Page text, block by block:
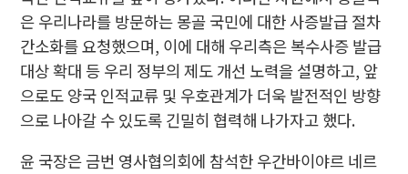
은 우리나라를 방문하는 몽골 국민에 대한 사증발급 절차
간소화를 요청했으며, 이에 대해 우리측은 복수사증 발급
대상 확대 등 우리 정부의 제도 개선 노력을 설명하고, 앞
으로도 양국 인적교류 및 우호관계가 더욱 발전적인 방향
으로 나아갈 수 있도록 긴밀히 협력해 나가자고 했다.
윤 국장은 금번 영사협의회에 참석한 우간바이야르 네르